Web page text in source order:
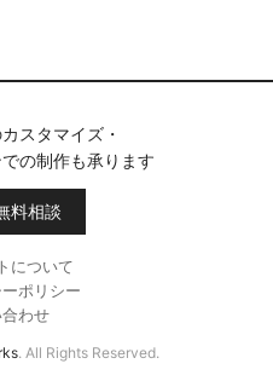
スタマイズ・
の制作も承ります
料相談
について
ポリシー
わせ
. All Rights Reserved.